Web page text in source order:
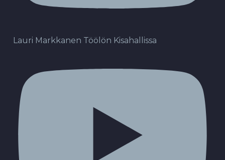
Lauri Markkanen Töölön Kisahallissa